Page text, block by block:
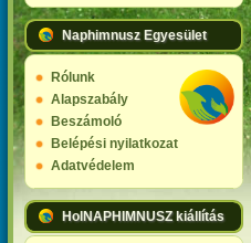
Naphimnusz Egyesület
Rólunk
Alapszabály
Beszámoló
Belépési nyilatkozat
Adatvédelem
HolNAPHIMNUSZ kiállítás